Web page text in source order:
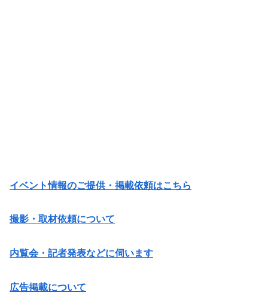
イベント情報のご提供・掲載依頼はこちら
撮影・取材依頼について
内覧会・記者発表などに伺います
広告掲載について